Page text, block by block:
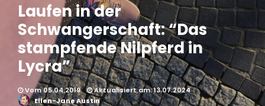
Laufen in der
Schwangerschaft: “Das
stampfende Nilpferd in
Lycra”
Vom 05.04.2019
Aktualisiert am: 13.07.2024
Ellen-Jane Austin